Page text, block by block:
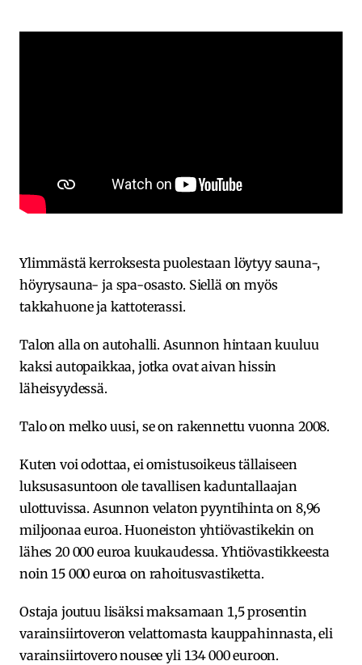
Ylimmästä kerroksesta puolestaan löytyy sauna-,
höyrysauna- ja spa-osasto. Siellä on myös
takkahuone ja kattoterassi.
Talon alla on autohalli. Asunnon hintaan kuuluu
kaksi autopaikkaa, jotka ovat aivan hissin
läheisyydessä.
Talo on melko uusi, se on rakennettu vuonna 2008.
Kuten voi odottaa, ei omistusoikeus tällaiseen
luksusasuntoon ole tavallisen kaduntallaajan
ulottuvissa. Asunnon velaton pyyntihinta on 8,96
miljoonaa euroa. Huoneiston yhtiövastikekin on
lähes 20 000 euroa kuukaudessa. Yhtiövastikkeesta
noin 15 000 euroa on rahoitusvastiketta.
Ostaja joutuu lisäksi maksamaan 1,5 prosentin
varainsiirtoveron velattomasta kauppahinnasta, eli
varainsiirtovero nousee yli 134 000 euroon.